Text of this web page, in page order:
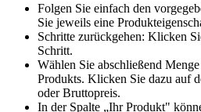
Folgen Sie einfach den
Sie jeweils eine
Schritte zurückgehen: Klicken
Schritt.
Wählen Sie abschließend
Produkts. Klicken Sie dazu auf
oder Bruttopreis.
In der Spalte „Ihr Produkt"